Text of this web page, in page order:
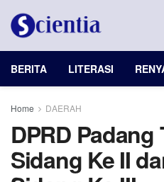
BERITA LITERASI
Home DAERAH
DPRD
Sidang Ke II